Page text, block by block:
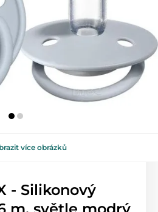
více obrázků
- Silikonový